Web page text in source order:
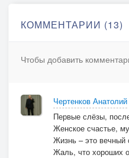
КОММЕНТАРИИ (13)
Чтобы добавить
Чертенков Анатолий
Первые слёзы,
Женское счастье,
Жизнь – это вечный
Жаль, что хороших